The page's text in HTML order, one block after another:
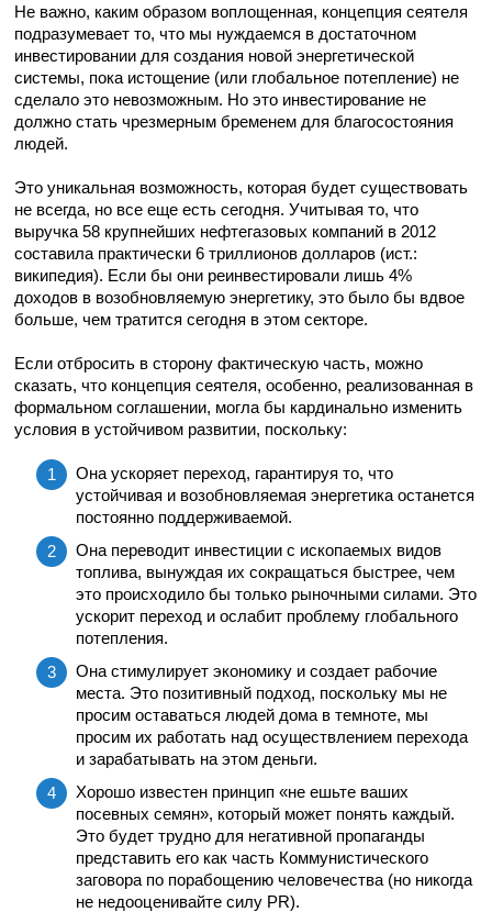
Не важно, каким образом воплощенная, концепция сеятеля
подразумевает то, что мы нуждаемся в достаточном
инвестировании для создания новой энергетической
системы, пока истощение (или глобальное потепление) не
сделало это невозможным. Но это инвестирование не
должно стать чрезмерным бременем для благосостояния
людей.
Это уникальная возможность, которая будет существовать
не всегда, но все еще есть сегодня. Учитывая то, что
выручка 58 крупнейших нефтегазовых компаний в 2012
составила практически 6 триллионов долларов (ист.:
википедия). Если бы они реинвестировали лишь 4%
доходов в возобновляемую энергетику, это было бы вдвое
больше, чем тратится сегодня в этом секторе.
Если отбросить в сторону фактическую часть, можно
сказать, что концепция сеятеля, особенно, реализованная в
формальном соглашении, могла бы кардинально изменить
условия в устойчивом развитии, поскольку:
Она ускоряет переход, гарантируя то, что
устойчивая и возобновляемая энергетика останется
постоянно поддерживаемой.
Она переводит инвестиции с ископаемых видов
топлива, вынуждая их сокращаться быстрее, чем
это происходило бы только рыночными силами. Это
ускорит переход и ослабит проблему глобального
потепления.
Она стимулирует экономику и создает рабочие
места. Это позитивный подход, поскольку мы не
просим оставаться людей дома в темноте, мы
просим их работать над осуществлением перехода
и зарабатывать на этом деньги.
Хорошо известен принцип «не ешьте ваших
посевных семян», который может понять каждый.
Это будет трудно для негативной пропаганды
представить его как часть Коммунистического
заговора по порабощению человечества (но никогда
не недооценивайте силу PR).